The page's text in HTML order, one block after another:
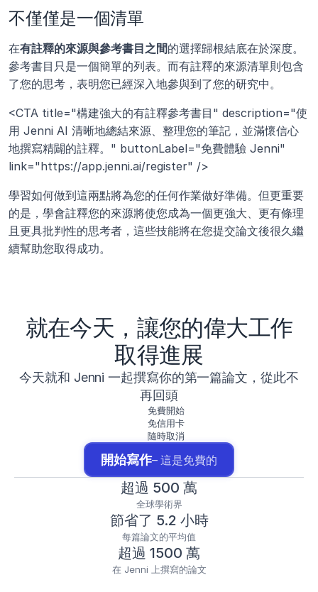
不僅僅是一個清單
在有註釋的來源與參考書目之間的選擇歸根結底在於深度。
參考書目只是一個簡單的列表。而有註釋的來源清單則包含
了您的思考，表明您已經深入地參與到了您的研究中。
<CTA title="構建強大的有註釋參考書目" description="使
用 Jenni AI 清晰地總結來源、整理您的筆記，並滿懷信心
地撰寫精闢的註釋。" buttonLabel="免費體驗 Jenni"
link="https://app.jenni.ai/register" />
學習如何做到這兩點將為您的任何作業做好準備。但更重要
的是，學會註釋您的來源將使您成為一個更強大、更有條理
且更具批判性的思考者，這些技能將在您提交論文後很久繼
續幫助您取得成功。
就在今天，讓您的偉大工作
取得進展
今天就和 Jenni 一起撰寫你的第一篇論文，從此不
再回頭
免費開始
免信用卡
隨時取消
開始寫作– 這是免費的
超過 500 萬
全球學術界
節省了 5.2 小時
每篇論文的平均值
超過 1500 萬
在 Jenni 上撰寫的論文